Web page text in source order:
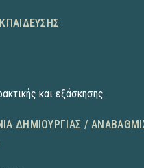
και εξάσκησης
ΔΗΜΙΟΥΡΓΊΑΣ /